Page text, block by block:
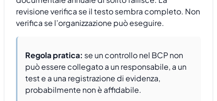
revisione verifica se il testo sembra completo. Non
verifica se l’organizzazione può eseguire.
Regola pratica: se un controllo nel BCP non
può essere collegato a un responsabile, a un
test e a una registrazione di evidenza,
probabilmente non è affidabile.